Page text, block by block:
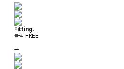
Fitting.
블랙 FREE
ㅡ